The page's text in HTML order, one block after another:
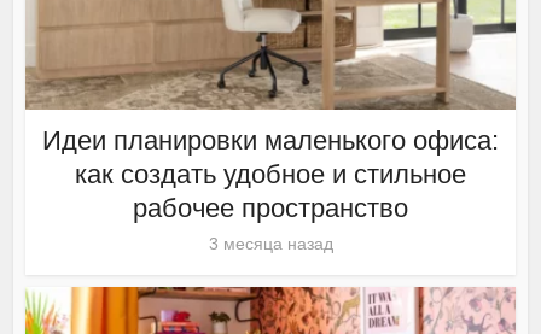
Идеи планировки маленького офиса:
как создать удобное и стильное
рабочее пространство
3 месяца назад